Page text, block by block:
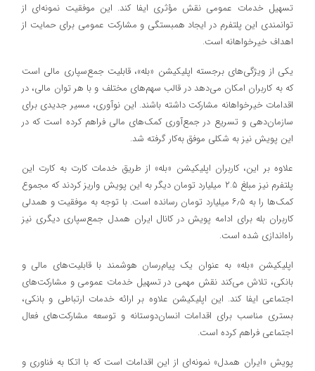
تسهیل خدمات عمومی نقش مؤثری ایفا کند. این موفقیت نمونه‌ای از
توانمندی این پلتفرم در ایجاد همبستگی و مشارکت عمومی برای حمایت از
اهداف خیرخواهانه است.
یکی از ویژگی‌های برجسته اپلیکیشن «بله»، قابلیت جمع‌سپاری مالی است
که به کاربران امکان می‌دهد در قالب سهم‌های مختلف و با هر توان مالی، در
اقدامات خیرخواهانه مشارکت داشته باشند. این نوآوری، مسیر جدیدی برای
سازمان‌دهی و تسریع در جمع‌آوری کمک‌های مالی فراهم کرده است که در
این پویش نیز به شکلی موفق به‌کار گرفته شد.
علاوه بر این، کاربران اپلیکیشن «بله» از طریق خدمات کارت به کارت این
پلتفرم نیز مبلغ ۲.۵ میلیارد تومان دیگر به این پویش واریز کردند که مجموع
کمک‌ها را به ۶٫۵ میلیارد تومان رسانده است. با توجه به موفقیت و همدلی
کاربران بله برای ادامه پویش در کانال ایران همدل جمع‌سپاری دیگری نیز
راه‌اندازی شده است.
اپلیکیشن «بله» به عنوان یک پیام‌رسان هوشمند با قابلیت‌های مالی و
بانکی، تلاش می‌کند نقش مهمی در تسهیل خدمات عمومی و مشارکت‌های
اجتماعی ایفا کند. این اپلیکیشن علاوه بر ارائه خدمات ارتباطی و بانکی،
بستری مناسب برای اقدامات انسان‌دوستانه و توسعه مشارکت‌های فعال
اجتماعی فراهم کرده است.
پویش «ایران همدل» نمونه‌ای از این اقدامات است که با اتکا به فناوری و